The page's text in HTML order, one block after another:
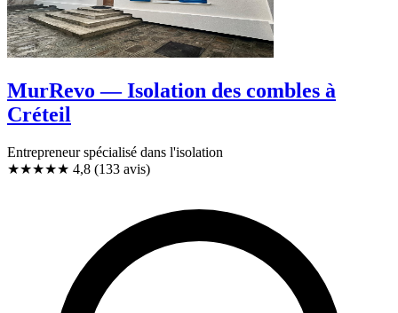
MurRevo — Isolation des combles à
Créteil
Entrepreneur spécialisé dans l'isolation
★★★★★ 4,8 (133 avis)